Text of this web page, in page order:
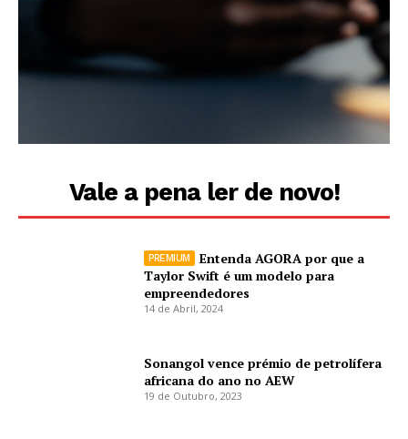
Vale a pena ler de novo!
Entenda AGORA por que a
Taylor Swift é um modelo para
empreendedores
14 de Abril, 2024
Sonangol vence prémio de petrolífera
africana do ano no AEW
19 de Outubro, 2023